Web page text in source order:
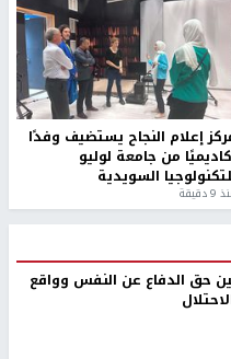
إعلام النجاح يستضيف وفدًا
من جامعة لوليو
السويدية
دقيقة
حق الدفاع عن النفس وواقع